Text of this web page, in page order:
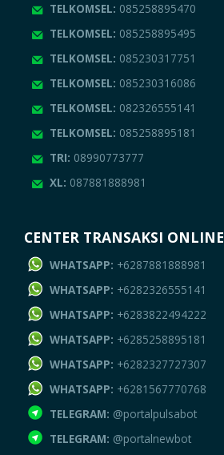
TELKOMSEL: 085258895470
TELKOMSEL: 085258895495
TELKOMSEL: 085230317751
TELKOMSEL: 085230316086
TELKOMSEL: 082326555141
TELKOMSEL: 085258895181
TRI: 08990773777
XL: 087881888981
CENTER TRANSAKSI ONLINE
WHATSAPP: +6287881888981
WHATSAPP: +6282326555141
WHATSAPP: +6283822494222
WHATSAPP: +6285258895181
WHATSAPP: +6282327727307
WHATSAPP: +6281567770768
TELEGRAM: @portalpulsabot
TELEGRAM: @portalnewbot